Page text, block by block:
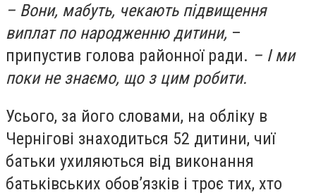
– Вони, мабуть, чекають підвищення
виплат по народженню дитини, –
припустив голова районної ради. – І ми
поки не знаємо, що з цим робити.
Усього, за його словами, на обліку в
Чернігові знаходиться 52 дитини, чиї
батьки ухиляються від виконання
батьківських обов’язків і троє тих, хто